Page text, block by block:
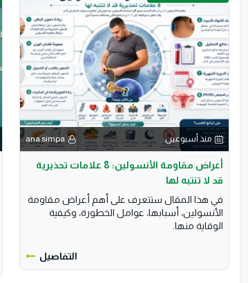
منذ أسبوعين ana simpa
أعراض مقاومة الأنسولين: 8 علامات تحذيرية
قد لا تنتبه لها
في هذا المقال ستتعرف على أهم أعراض مقاومة
الأنسولين، أسبابها، عوامل الخطورة، وكيفية
الوقاية منها.
التفاصيل